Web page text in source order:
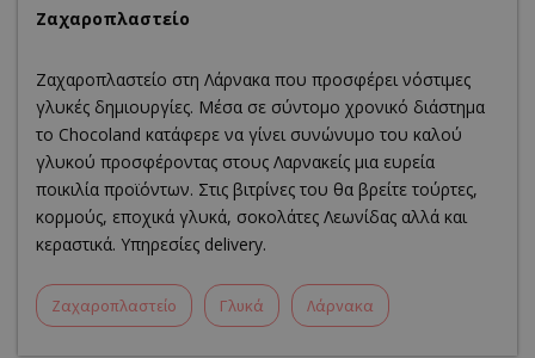
Ζαχαροπλαστείο
Ζαχαροπλαστείο στη Λάρνακα που προσφέρει νόστιμες
γλυκές δημιουργίες. Μέσα σε σύντομο χρονικό διάστημα
το Chocoland κατάφερε να γίνει συνώνυμο του καλού
γλυκού προσφέροντας στους Λαρνακείς μια ευρεία
ποικιλία προϊόντων. Στις βιτρίνες του θα βρείτε τούρτες,
κορμούς, εποχικά γλυκά, σοκολάτες Λεωνίδας αλλά και
κεραστικά. Υπηρεσίες delivery.
Ζαχαροπλαστείο Γλυκά Λάρνακα